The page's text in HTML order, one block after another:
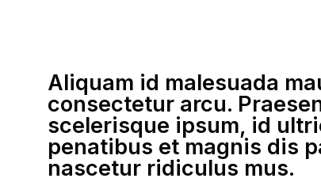
Aliquam id malesuada
consectetur arcu.
scelerisque ipsum, id
penatibus et magnis dis
nascetur ridiculus mus.